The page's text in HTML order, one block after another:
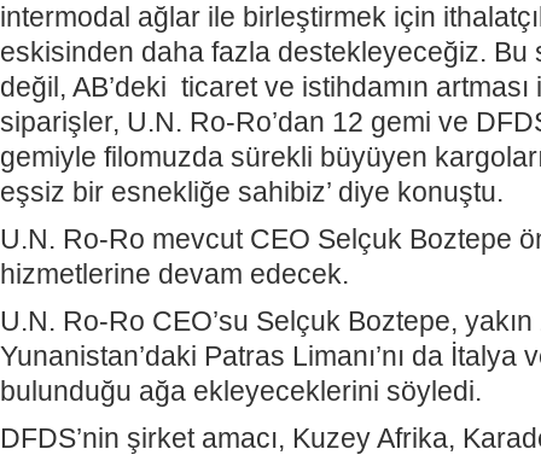
intermodal ağlar ile birleştirmek için
eskisinden daha fazla destekleyeceğiz. Bu
değil, AB’deki ticaret ve istihdamın
siparişler, U.N. Ro-Ro’dan 12 gemi ve
gemiyle filomuzda sürekli büyüyen
eşsiz bir esnekliğe sahibiz’ diye konuştu.
U.N. Ro-Ro mevcut CEO Selçuk Boztepe
hizmetlerine devam edecek.
U.N. Ro-Ro CEO’su Selçuk Boztepe,
Yunanistan’daki Patras Limanı’nı da İtalya
bulunduğu ağa ekleyeceklerini söyledi.
DFDS’nin şirket amacı, Kuzey Afrika,